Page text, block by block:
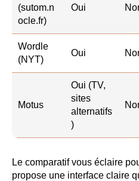
(sutom.n
ocle.fr)
Oui
Wordle
(NYT)
Oui
Motus
Oui (TV,
sites
alternatifs
)
Le comparatif vous éclaire
propose une interface claire